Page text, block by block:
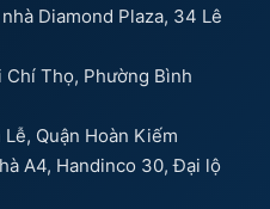
Diamond Plaza, 34 Lê
Chí Thọ, Phường Bình
Quận Hoàn Kiếm
A4, Handinco 30, Đại lộ